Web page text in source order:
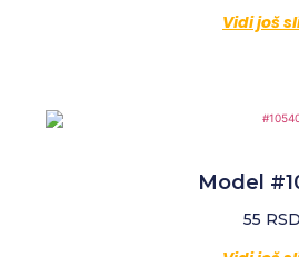
Vidi još
Model
55 RSD